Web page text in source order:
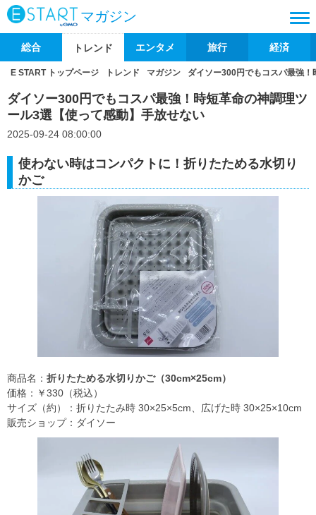
マガジン
総合 トレンド エンタメ 旅行 経済
E START トップページ トレンド マガジン ダイソー300円でもコスパ最強
ダイソー300円でもコスパ最強！時短革命の神調理ツ
ール3選【使って感動】手放せない
2025-09-24 08:00:00
使わない時はコンパクトに！折りたためる水切り
かご
商品名： 折りたためる水切りかご（30cm×25cm）
価格：￥330（税込）
サイズ（約）：折りたたみ時 30×25×5cm、広げた時 30×25×10cm
販売ショップ：ダイソー